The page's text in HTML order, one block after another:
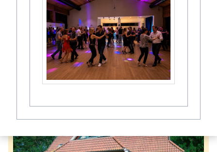
Buchungskalender
Buchungsformular - Ferienwohnung unverbindlich
Ferienwohnung Ostseebad Prerow